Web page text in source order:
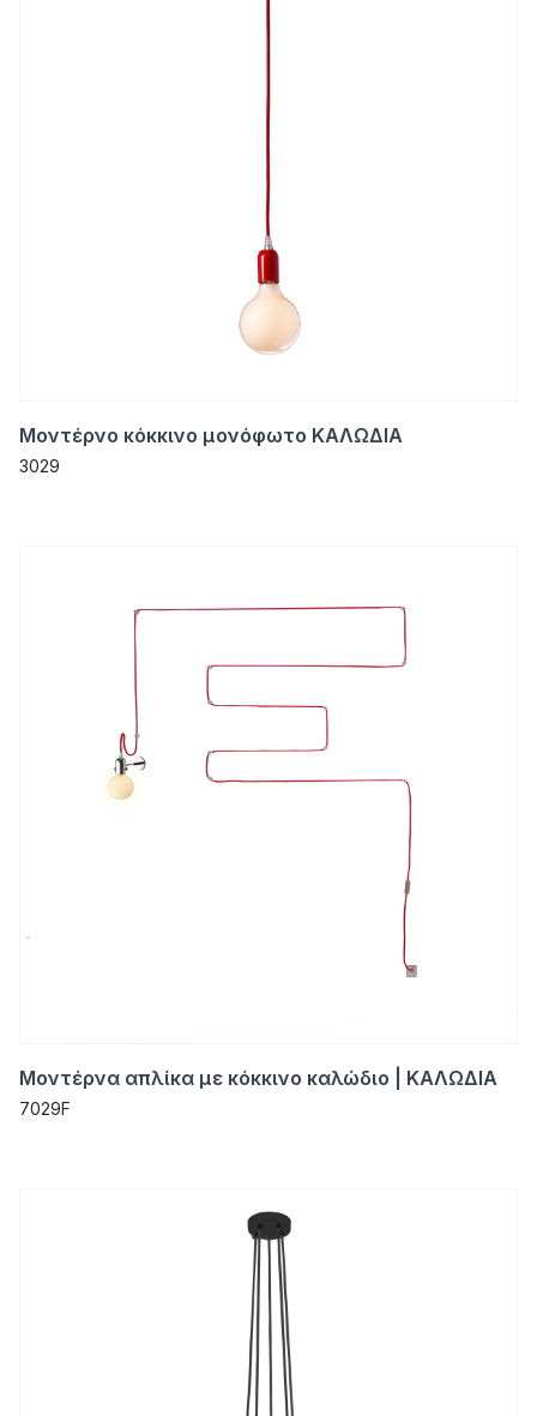
Μοντέρνο κόκκινο μονόφωτο ΚΑΛΩΔΙΑ
3029
Μοντέρνα απλίκα με κόκκινο καλώδιο | ΚΑΛΩΔΙΑ
7029F